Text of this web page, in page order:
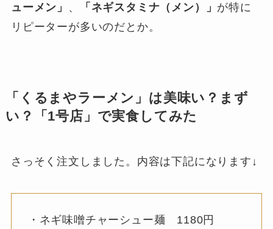
ューメン」
、 「ネギスタミナ（メン）」 が特に
リピーターが多いのだとか。
「くるまやラーメン」は美味い？まず
い？「1号店」で実食してみた
さっそく注文しました。内容は下記になります↓
・ネギ味噌チャーシュー麺 1180円